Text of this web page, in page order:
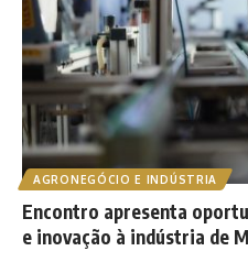
AGRONEGÓCIO E INDÚSTRIA
Encontro apresenta
e inovação à indústria de